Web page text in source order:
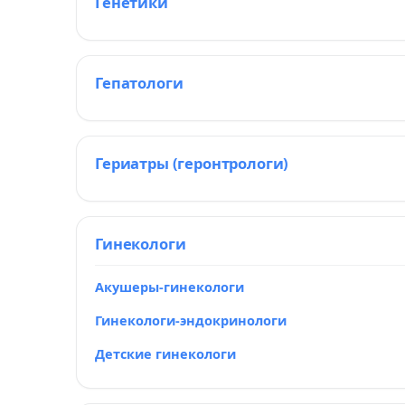
Гепатологи
Гериатры (геронтрологи)
Гинекологи
Акушеры-гинекологи
Гинекологи-эндокринологи
Детские гинекологи